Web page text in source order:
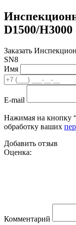
D1500/H3000
Заказать
SN8
Имя
E-mail
Нажимая на кнопку
обработку ваших
Добавить отзыв
Оценка:
Комментарий